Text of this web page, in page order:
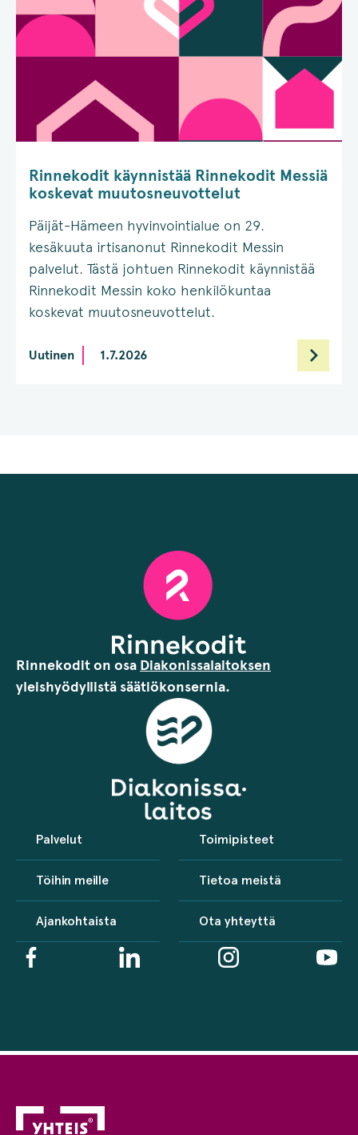
Rinnekodit käynnistää Rinnekodit Messiä
koskevat muutosneuvottelut
Päijät-Hämeen hyvinvointialue on 29.
kesäkuuta irtisanonut Rinnekodit Messin
palvelut. Tästä johtuen Rinnekodit käynnistää
Rinnekodit Messin koko henkilökuntaa
koskevat muutosneuvottelut.
Uutinen 1.7.2026
Rinnekodit on osa Diakonissalaitoksen
yleishyödyllistä säätiökonsernia.
Palvelut Toimipisteet
Töihin meille Tietoa meistä
Ajankohtaista Ota yhteyttä